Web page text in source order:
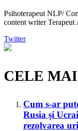
Psihoterapeut NLP/
content writer Terapeut
Twitter
CELE
Cum s-ar
Rusia și
rezolvarea